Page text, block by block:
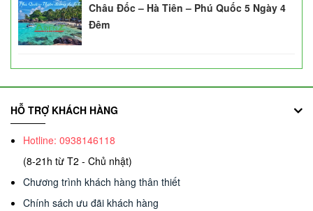
Châu Đốc – Hà Tiên – Phú Quốc 5 Ngày 4
Đêm
HỖ TRỢ KHÁCH HÀNG
Hotline: 0938146118
(8-21h từ T2 - Chủ nhật)
Chương trình khách hàng thân thiết
Chính sách ưu đãi khách hàng